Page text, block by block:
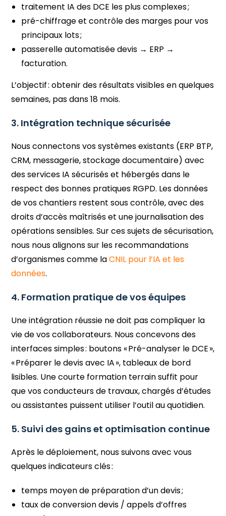
traitement IA des DCE les plus complexes ;
pré-chiffrage et contrôle des marges pour vos
principaux lots ;
passerelle automatisée devis → ERP →
facturation.
L’objectif : obtenir des résultats visibles en quelques
semaines, pas dans 18 mois.
3. Intégration technique sécurisée
Nous connectons vos systèmes existants (ERP BTP,
CRM, messagerie, stockage documentaire) avec
des services IA sécurisés et hébergés dans le
respect des bonnes pratiques RGPD. Les données
de vos chantiers restent sous contrôle, avec des
droits d’accès maîtrisés et une journalisation des
opérations sensibles. Sur ces sujets de sécurisation,
nous nous alignons sur les recommandations
d’organismes comme laCNIL pour l’IA et les
données.
4. Formation pratique de vos équipes
Une intégration réussie ne doit pas compliquer la
vie de vos collaborateurs. Nous concevons des
interfaces simples : boutons « Pré-analyser le DCE »,
« Préparer le devis avec IA », tableaux de bord
lisibles. Une courte formation terrain suffit pour
que vos conducteurs de travaux, chargés d’études
ou assistantes puissent utiliser l’outil au quotidien.
5. Suivi des gains et optimisation continue
Après le déploiement, nous suivons avec vous
quelques indicateurs clés :
temps moyen de préparation d’un devis ;
taux de conversion devis / appels d’offres